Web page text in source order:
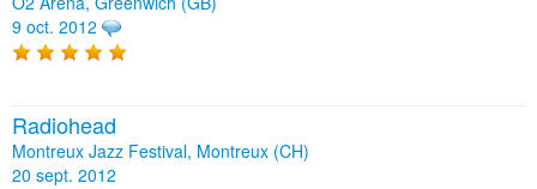
9 oct. 2012
Radiohead
Montreux Jazz Festival, Montreux (CH)
20 sept. 2012